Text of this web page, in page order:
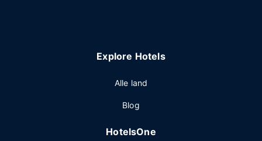
Explore Hotels
Alle land
Blog
HotelsOne